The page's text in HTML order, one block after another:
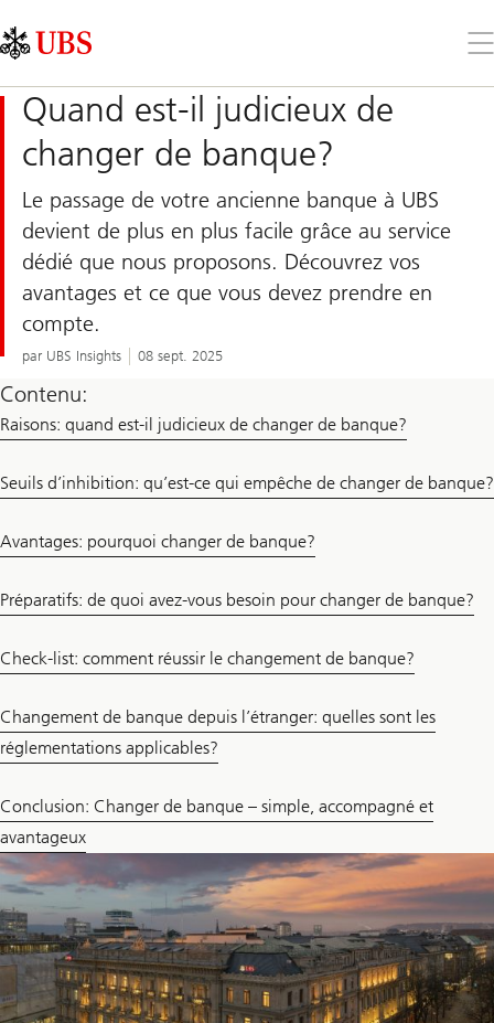
Links
Area
le
Quand est-il judicieux de
changer de banque?
Le passage de votre ancienne banque à UBS
devient de plus en plus facile grâce au service
dédié que nous proposons. Découvrez vos
avantages et ce que vous devez prendre en
compte.
par UBS Insights 08 sept. 2025
Contenu:
Raisons: quand est-il judicieux de changer de banque?
Seuils d’inhibition: qu’est-ce qui empêche de changer de banque?
Avantages: pourquoi changer de banque?
Préparatifs: de quoi avez-vous besoin pour changer de banque?
Check-list: comment réussir le changement de banque?
Changement de banque depuis l’étranger: quelles sont les
réglementations applicables?
Conclusion: Changer de banque – simple, accompagné et
avantageux